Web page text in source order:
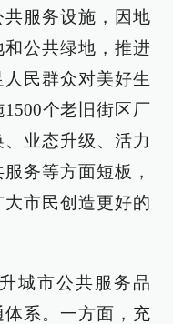
服务设施，因地
公共绿地，推进
民群众对美好生
个老旧街区厂
业态升级、活力
务等方面短板，
市民创造更好的
城市公共服务品
系。一方面，充